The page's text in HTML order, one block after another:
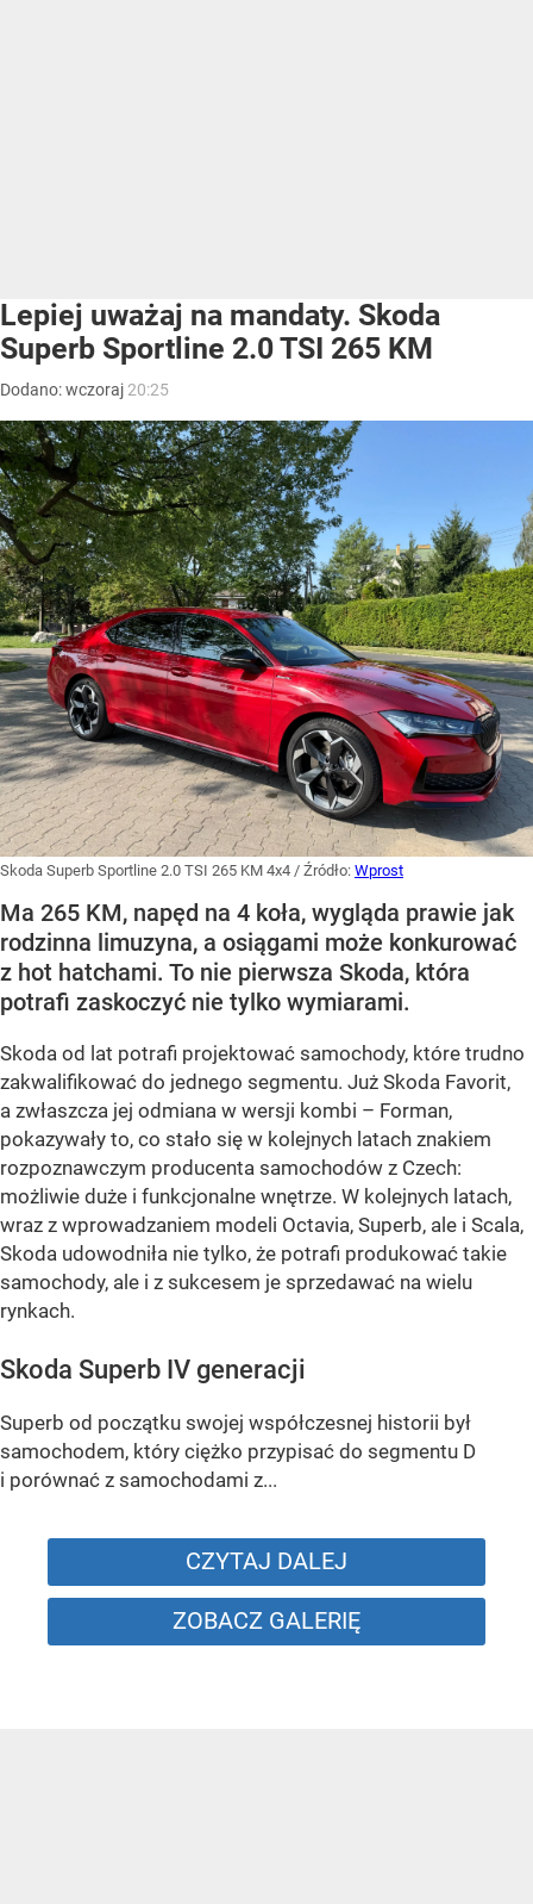
Lepiej uważaj na mandaty. Skoda
Superb Sportline 2.0 TSI 265 KM
Dodano:wczoraj 20:25
Skoda Superb Sportline 2.0 TSI 265 KM 4x4 / Źródło: Wprost
Ma 265 KM, napęd na 4 koła, wygląda prawie jak
rodzinna limuzyna, a osiągami może konkurować
z hot hatchami. To nie pierwsza Skoda, która
potrafi zaskoczyć nie tylko wymiarami.
Skoda od lat potrafi projektować samochody, które trudno
zakwalifikować do jednego segmentu. Już Skoda Favorit,
a zwłaszcza jej odmiana w wersji kombi – Forman,
pokazywały to, co stało się w kolejnych latach znakiem
rozpoznawczym producenta samochodów z Czech:
możliwie duże i funkcjonalne wnętrze. W kolejnych latach,
wraz z wprowadzaniem modeli Octavia, Superb, ale i Scala,
Skoda udowodniła nie tylko, że potrafi produkować takie
samochody, ale i z sukcesem je sprzedawać na wielu
rynkach.
Skoda Superb IV generacji
Superb od początku swojej współczesnej historii był
samochodem, który ciężko przypisać do segmentu D
i porównać z samochodami z...
CZYTAJ DALEJ
ZOBACZ GALERIĘ